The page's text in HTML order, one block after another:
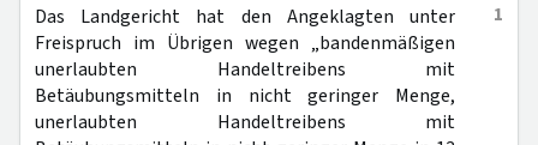
1
Das Landgericht hat den Angeklagten unter
Freispruch im Übrigen wegen „bandenmäßigen
unerlaubten Handeltreibens mit
Betäubungsmitteln in nicht geringer Menge,
unerlaubten Handeltreibens mit